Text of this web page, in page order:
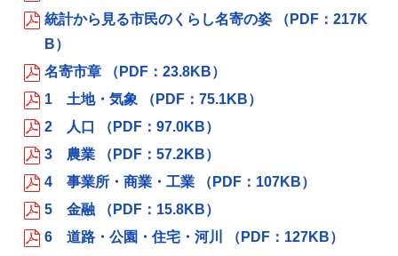
統計から見る市民のくらし名寄の姿 （PDF：217K
B）
名寄市章 （PDF：23.8KB）
1 土地・気象 （PDF：75.1KB）
2 人口 （PDF：97.0KB）
3 農業 （PDF：57.2KB）
4 事業所・商業・工業 （PDF：107KB）
5 金融 （PDF：15.8KB）
6 道路・公園・住宅・河川 （PDF：127KB）